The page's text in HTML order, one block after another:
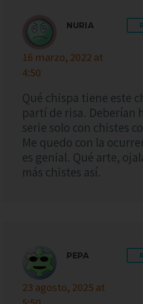
NURIA
16 marzo, 2022 at
4:50
Qué chispa tiene este
partí de risa. Deberían
serie solo con chistes
Me quedo con la
es genial. Qué arte,
más chistes así.
PEPA
23 agosto, 2025 at